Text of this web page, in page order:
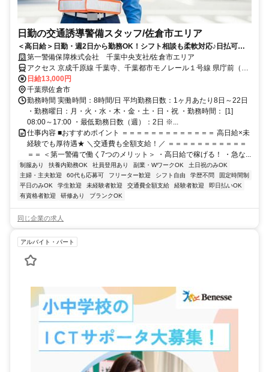
日勤の交通誘導警備スタッフ/佐倉市エリア
＜高日給＞日勤・週2日から勤務OK！シフト相談も柔軟対応♪日払可◎
未経験歓迎★
第一警備保障株式会社 千葉中央支社/佐倉市エリア
アクセス 京成千原線 千葉寺、千葉都市モノレール１号線 県庁前（千
葉県）、連絡バス 蘇我 直行直帰OK＊交通費全額支給＊
日給13,000円
千葉県佐倉市
勤務時間 実働時間：8時間/日 平均勤務日数：1ヶ月あたり8日～22日
・勤務曜日：月・火・水・木・金・土・日・祝 ・勤務時間： [1]
08:00～17:00 ・最低勤務日数（週）：2日 ※...
仕事内容 ■おすすめポイント ＝＝＝＝＝＝＝＝＝＝＝＝＝ 高日給×未
経験でも厚待遇★ ＼交通費も全額支給！／ ＝＝＝＝＝＝＝＝＝＝＝
＝＝ ＜第一警備で働く7つのメリット＞ ・高日給で稼げる！ ・急な...
制服あり 扶養内勤務OK 社員登用あり 副業・WワークOK
土日祝のみOK
主婦・主夫歓迎
60代も応募可 フリーター歓迎 シフト自由 学歴不問
固定時間制
平日のみOK
学生歓迎 未経験者歓迎 交通費全額支給 経験者歓迎
即日払いOK
有資格者歓迎
研修あり ブランクOK
同じ企業の求人
アルバイト・パート